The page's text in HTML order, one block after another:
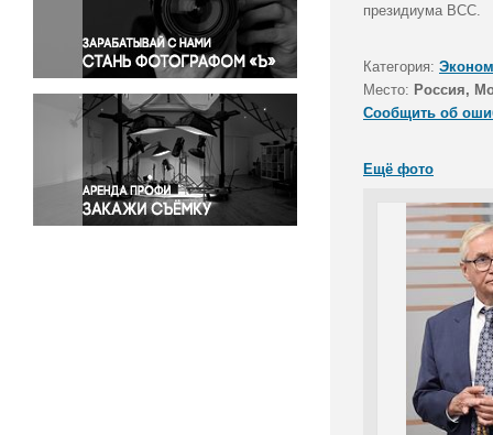
Правосудие
Происшествия и конфликты
Религия
Светская жизнь
Спорт
Экология
Экономика и бизнес
президиума ВСС.
Категория:
Место: Россия,
Сообщить об
Ещё фото